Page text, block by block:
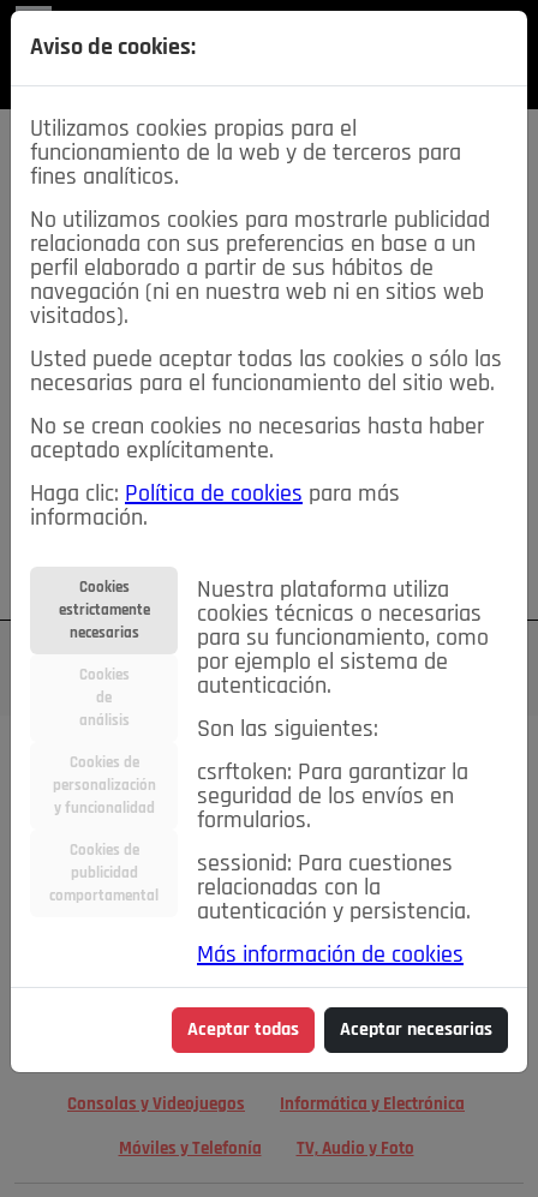
SECCIONES
descarga esta
REVISTA
≡NOTICIAS
NOTICIAS SERVICIOS DE INTERÉS
TABLÓN DE ANUNCIOS MIS ANUNCIOS CONTACTO
NOSOTROS
Su cuenta Regístrese ¿Olvidó su contraseña?
TODAS Deporte Bicicletas Deportes y Ocio
Electrodomésticos
Niños y Bebés Inmobiliaria Construcción y Reformas
Moda Accesorios Ropa Motor
Motor y Accesorios Motos Ocio
Cine, Libros y Música Coleccionismo Otros Otros
Consolas y Videojuegos Informática y Electrónica
Móviles y Telefonía TV, Audio y Foto
Aviso de cookies:
Utilizamos cookies propias para el
funcionamiento de la web y de terceros para
fines analíticos.
No utilizamos cookies para mostrarle publicidad
relacionada con sus preferencias en base a un
perfil elaborado a partir de sus hábitos de
navegación (ni en nuestra web ni en sitios web
visitados).
Usted puede aceptar todas las cookies o sólo las
necesarias para el funcionamiento del sitio web.
No se crean cookies no necesarias hasta haber
aceptado explícitamente.
Haga clic: Política de cookies para más
información.
Cookies
estrictamente
necesarias
Cookies
de
análisis
Cookies de
personalización
y funcionalidad
Cookies de
publicidad
comportamental
Nuestra plataforma utiliza
cookies técnicas o necesarias
para su funcionamiento, como
por ejemplo el sistema de
autenticación.
Son las siguientes:
csrftoken: Para garantizar la
seguridad de los envíos en
formularios.
sessionid: Para cuestiones
relacionadas con la
autenticación y persistencia.
Más información de cookies
Aceptar todas Aceptar necesarias